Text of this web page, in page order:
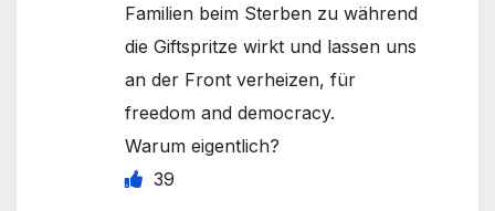
Familien beim Sterben zu während
die Giftspritze wirkt und lassen uns
an der Front verheizen, für
freedom and democracy.
Warum eigentlich?
39